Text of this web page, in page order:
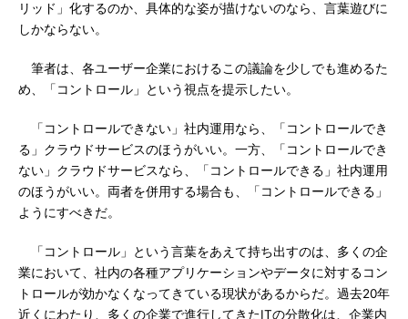
リッド」化するのか、具体的な姿が描けないのなら、言葉遊びに
しかならない。
筆者は、各ユーザー企業におけるこの議論を少しでも進めるた
め、「コントロール」という視点を提示したい。
「コントロールできない」社内運用なら、「コントロールでき
る」クラウドサービスのほうがいい。一方、「コントロールでき
ない」クラウドサービスなら、「コントロールできる」社内運用
のほうがいい。両者を併用する場合も、「コントロールできる」
ようにすべきだ。
「コントロール」という言葉をあえて持ち出すのは、多くの企
業において、社内の各種アプリケーションやデータに対するコン
トロールが効かなくなってきている現状があるからだ。過去20年
近くにわたり、多くの企業で進行してきたITの分散化は、企業内